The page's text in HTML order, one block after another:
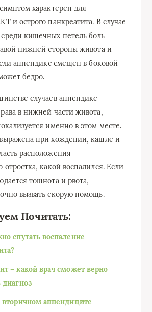
характерен для
и острого панкреатита. В случае
кишечных петель боль
нижней стороны живота и
аппендикс смещен в боковой
бедро.
случаев аппендикс
в нижней части живота,
именно в этом месте.
при хождении, кашле и
расположения
отростка, какой воспалился. Если
тошнота и рвота,
вызвать скорую помощь.
Почитать:
спутать воспаление
– какой врач сможет верно
диагноз
аппендиците